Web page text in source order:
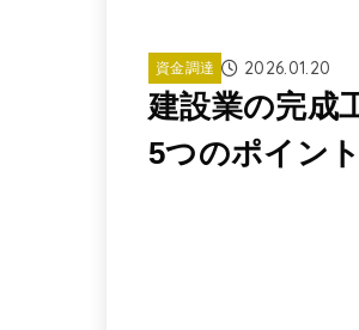
資金調達 2026.01.20
建設業の完成
5つのポイント